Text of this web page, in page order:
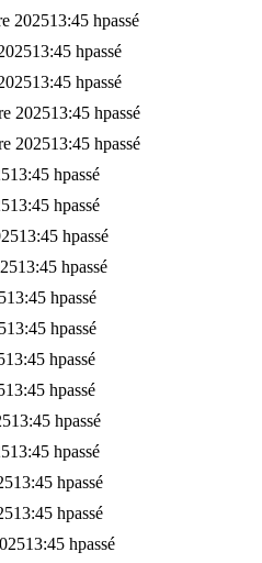
202513:45 hpassé
13:45 hpassé
13:45 hpassé
202513:45 hpassé
202513:45 hpassé
13:45 hpassé
13:45 hpassé
13:45 hpassé
13:45 hpassé
13:45 hpassé
13:45 hpassé
13:45 hpassé
13:45 hpassé
13:45 hpassé
13:45 hpassé
13:45 hpassé
13:45 hpassé
13:45 hpassé